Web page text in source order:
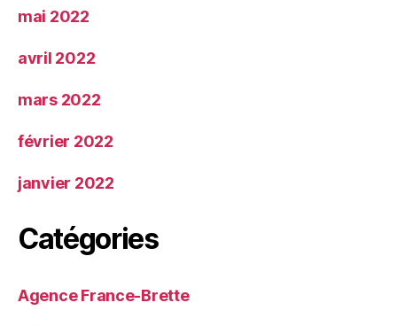
mai 2022
avril 2022
mars 2022
février 2022
janvier 2022
Catégories
Agence France-Brette